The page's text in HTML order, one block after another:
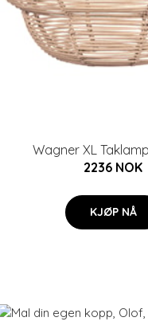
Wagner XL
2236 NOK
KJØP NÅ